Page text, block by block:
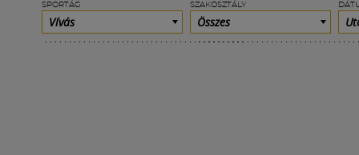
SPORTÁG
Vívás
SZAKOSZTÁLY
Összes